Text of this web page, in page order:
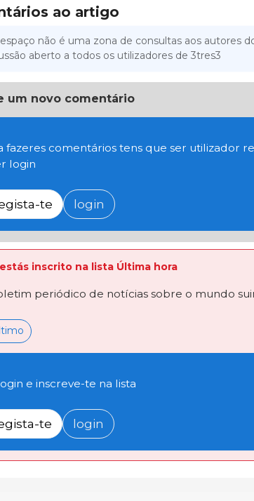
ao artigo
não é uma zona de consultas aos autores
aberto a todos os utilizadores de 3tres3
um novo comentário
fazeres comentários tens que ser utilizador
login
te login
inscrito na lista Última hora
periódico de notícias sobre o mundo
e inscreve-te na lista
te login